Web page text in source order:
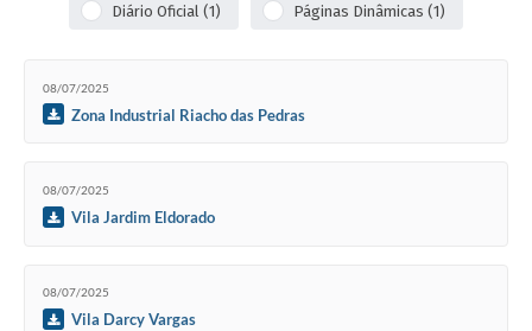
Diário Oficial (1) Páginas Dinâmicas (1)
08/07/2025
Zona Industrial Riacho das Pedras
08/07/2025
Vila Jardim Eldorado
08/07/2025
Vila Darcy Vargas